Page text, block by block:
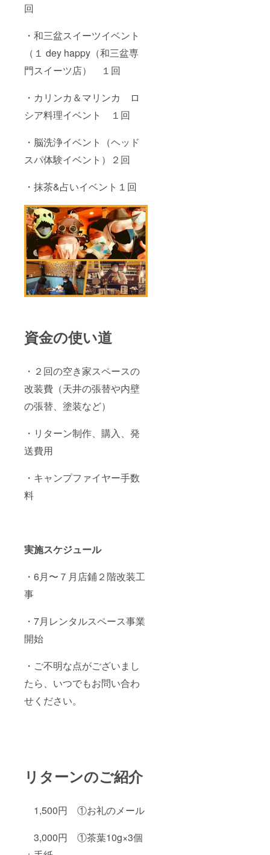
回
・和三盆スイーツイベント
（１ dey happy（和三盆専
門スイーツ店） １回
・カリンカ＆マリンカ ロ
シア料理イベント １回
・脳洗浄イベント（ヘッド
スパ体験イベント）２回
・抹茶&占いイベント１回
資金の使い道
・２回の空き家スペースの
改装費（天井の張替や内壁
の張替、塗装など）
・リターン制作、購入、発
送費用
・キャンプファイヤー手数
料
実施スケジュール
・6月〜７月店鋪２階改装工
事
・7月レンタルスペース事業
開始
・ご不明な点がございまし
たら、いつでもお問い合わ
せください。
リターンのご紹介
1,500円 ①お礼のメール
3,000円 ①茶葉10g×3個